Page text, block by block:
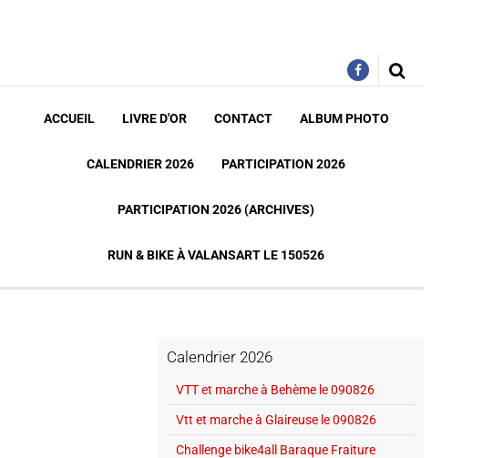
ACCUEIL LIVRE D'OR CONTACT ALBUM PHOTO
CALENDRIER 2026 PARTICIPATION 2026
PARTICIPATION 2026 (ARCHIVES)
RUN & BIKE À VALANSART LE 150526
Calendrier 2026
VTT et marche à Behème le 090826
Vtt et marche à Glaireuse le 090826
Challenge bike4all Baraque Fraiture